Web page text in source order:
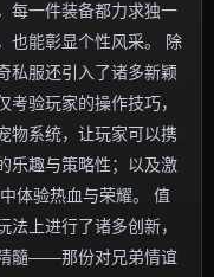
每一件装备都力求独一
也能彰显个性风采。 除
私服还引入了诸多新颖
验玩家的操作技巧，
物系统，让玩家可以携
乐趣与策略性；以及激
体验热血与荣耀。 值
上进行了诸多创新，
髓——那份对兄弟情谊